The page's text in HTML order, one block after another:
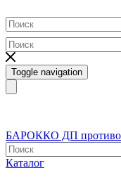
Toggle navigation
БАРОККО ДП
Каталог